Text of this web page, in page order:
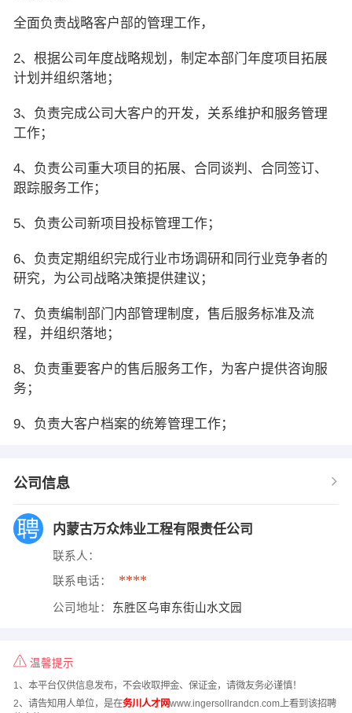
全面负责战略客户部的管理工作，
2、根据公司年度战略规划，制定本部门年度项目拓展
计划并组织落地；
3、负责完成公司大客户的开发，关系维护和服务管理
工作；
4、负责公司重大项目的拓展、合同谈判、合同签订、
跟踪服务工作；
5、负责公司新项目投标管理工作；
6、负责定期组织完成行业市场调研和同行业竞争者的
研究，为公司战略决策提供建议；
7、负责编制部门内部管理制度，售后服务标准及流
程，并组织落地；
8、负责重要客户的售后服务工作，为客户提供咨询服
务；
9、负责大客户档案的统筹管理工作；
公司信息
内蒙古万众炜业工程有限责任公司
联系人：
联系电话： ****
公司地址： 东胜区乌审东街山水文园
温馨提示
1、本平台仅供信息发布，不会收取押金、保证金，请微友务必谨慎！
2、请告知用人单位，是在务川人才网www.ingersollrandcn.com上看到该招聘